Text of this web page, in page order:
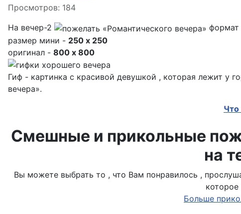
Просмотров: 184
На вечер-2
размер мини - 250 x 250
оригинал - 800 x 800
Гиф - картинка с красивой девушкой , которая лежит у
вечера».
Что
Смешные и прикольные
на
Вы можете выбрать то , что Вам понравилось ,
Больше